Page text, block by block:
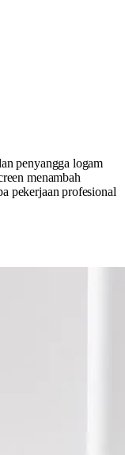
penyangga logam
menambah
pekerjaan profesional